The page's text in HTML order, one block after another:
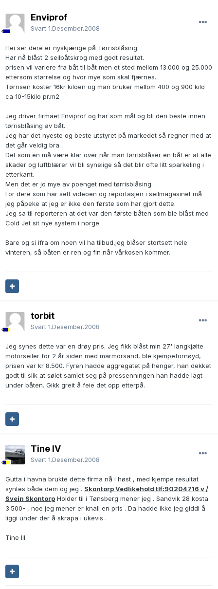
Enviprof
Svart 1.Desember.2008
Hei ser dere er nyskjærige på Tørrisblåsing.
Har nå blåst 2 seilbåtskrog med godt resultat.
prisen vil variere fra båt til båt men et sted mellom 13.000 og 25.000
ettersom størrelse og hvor mye som skal fjærnes.
Tørrisen koster 16kr kiloen og man bruker mellom 400 og 900 kilo
ca 10-15kilo pr.m2
Jeg driver firmaet Enviprof og har som mål og bli den beste innen
tørrisblåsing av båt.
Jeg har det nyeste og beste utstyret på markedet så regner med at
det går veldig bra.
Det som en må være klar over når man tørrisblåser en båt er at alle
skader og luftblærer vil bli synelige så det blir ofte litt sparkeling i
etterkant.
Men det er jo mye av poenget med tørrisblåsing.
For dere som har sett videoen og reportasjen i seilmagasinet må
jeg påpeke at jeg er ikke den første som har gjort dette.
Jeg sa til reporteren at det var den første båten som ble blåst med
Cold Jet sit nye system i norge.
Bare og si ifra om noen vil ha tilbud,jeg blåser stortsett hele
vinteren, så båten er ren og fin når vårkosen kommer.
torbit
Svart 1.Desember.2008
Jeg synes dette var en drøy pris. Jeg fikk blåst min 27' langkjølte
motorseiler for 2 år siden med marmorsand, ble kjempefornøyd,
prisen var kr 8.500. Fyren hadde aggregatet på henger, han dekket
godt til slik at sølet samlet seg på pressenningen han hadde lagt
under båten. Gikk greit å feie det opp etterpå.
Tine IV
Svart 1.Desember.2008
Gutta i havna brukte dette firma nå i høst , med kjempe resultat
syntes både dem og jeg . Skontorp Vedlikehold tlf:90204716 v /
Svein Skontorp Holder til i Tønsberg mener jeg . Sandvik 28 kosta
3.500- , noe jeg mener er knall en pris . Da hadde ikke jeg giddi å
liggi under der å skrapa i ukevis .
Tine III